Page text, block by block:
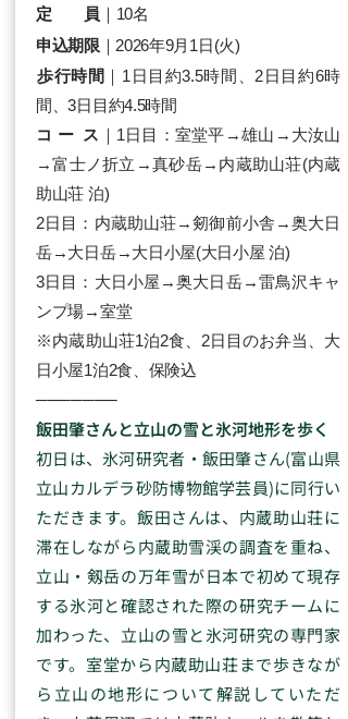
定 員 ｜10名
申込期限 ｜2026年9月1日(火)
歩行時間 ｜1日目約3.5時間、2日目約6時
間、3日目約4.5時間
コ ー ス ｜1日目：室堂平→雄山→大汝山
→富士ノ折立→真砂岳→内蔵助山荘(内蔵
助山荘 泊)
2日目：内蔵助山荘→剱御前小舎→奥大日
岳→大日岳→大日小屋(大日小屋 泊)
3日目：大日小屋→奥大日岳→雷鳥沢キャ
ンプ場→室堂
​※内蔵助山荘1泊2食、2日目のお弁当、大
日小屋1泊2食、保険込
​─​​─​​─​​─​​─​​─​​─​
飯田肇さんと立山の雪と氷河地形を歩く
初日は、氷河研究者・飯田肇さん(富山県
立山カルデラ砂防博物館学芸員)に同行い
ただきます。飯田さんは、内蔵助山荘に
滞在しながら内蔵助雪渓の調査を重ね、
立山・剱岳の万年雪が日本で初めて現存
する氷河と確認された際の研究チームに
加わった、立山の雪と氷河研究の専門家
です。室堂から内蔵助山荘まで歩きなが
ら立山の地形について解説していただ